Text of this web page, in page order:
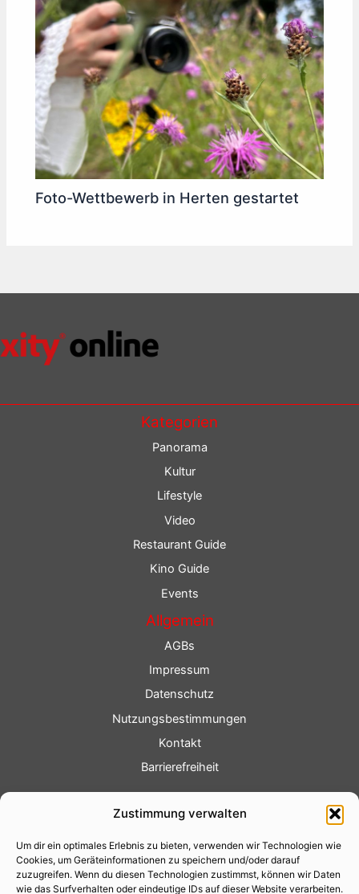
Zustimmung verwalten
Um dir ein optimales Erlebnis zu bieten, verwenden wir Technologien wie
Cookies, um Geräteinformationen zu speichern und/oder darauf
zuzugreifen. Wenn du diesen Technologien zustimmst, können wir Daten
wie das Surfverhalten oder eindeutige IDs auf dieser Website verarbeiten.
Foto-Wettbewerb in Herten gestartet
Kategorien
Panorama
Kultur
Lifestyle
Video
Restaurant Guide
Kino Guide
Events
Allgemein
AGBs
Impressum
Datenschutz
Nutzungsbestimmungen
Kontakt
Barrierefreiheit
Fotoservice
Videoservice
Werbung